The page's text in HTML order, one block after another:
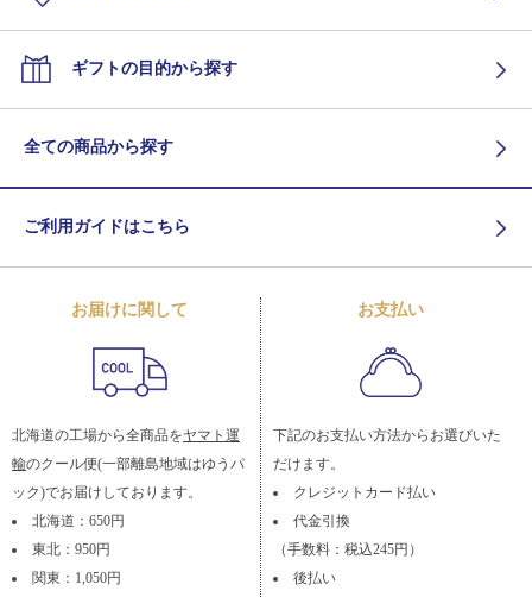
ギフトの目的から探す
全ての商品から探す
ご利用ガイドはこちら
お届けに関して
北海道の工場から全商品をヤマト運
輸のクール便(一部離島地域はゆうパ
ック)でお届けしております。
北海道：650円
東北：950円
関東：1,050円
お支払い
下記のお支払い方法からお選びいた
だけます。
クレジットカード払い
代金引換
（手数料：税込245円）
後払い